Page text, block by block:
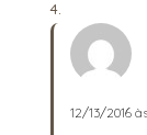
12/13/2016